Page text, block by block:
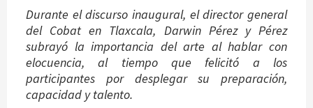
Durante el discurso inaugural, el director general
del Cobat en Tlaxcala, Darwin Pérez y Pérez
subrayó la importancia del arte al hablar con
elocuencia, al tiempo que felicitó a los
participantes por desplegar su preparación,
capacidad y talento.